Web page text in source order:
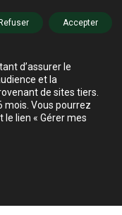
d’assurer le
et la
de sites tiers.
mois. Vous pourrez
lien « Gérer mes
Accepter
Refuser